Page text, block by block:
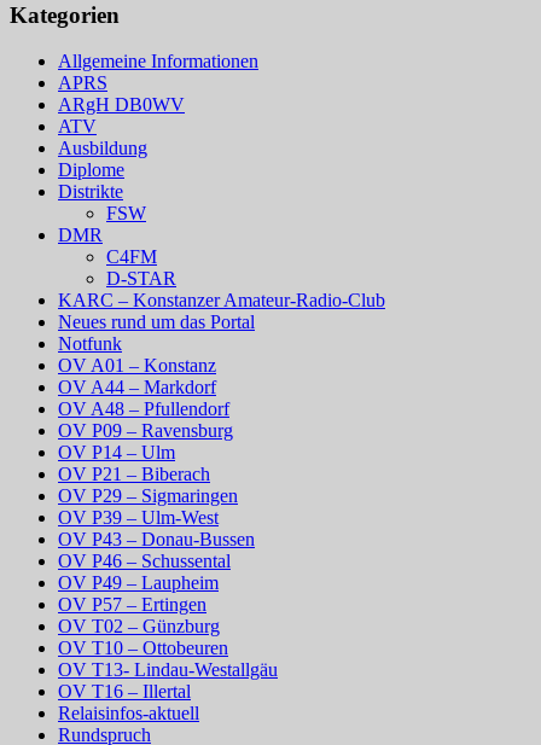
Kategorien
Allgemeine Informationen
APRS
ARgH DB0WV
ATV
Ausbildung
Diplome
Distrikte
FSW
DMR
C4FM
D-STAR
KARC – Konstanzer Amateur-Radio-Club
Neues rund um das Portal
Notfunk
OV A01 – Konstanz
OV A44 – Markdorf
OV A48 – Pfullendorf
OV P09 – Ravensburg
OV P14 – Ulm
OV P21 – Biberach
OV P29 – Sigmaringen
OV P39 – Ulm-West
OV P43 – Donau-Bussen
OV P46 – Schussental
OV P49 – Laupheim
OV P57 – Ertingen
OV T02 – Günzburg
OV T10 – Ottobeuren
OV T13- Lindau-Westallgäu
OV T16 – Illertal
Relaisinfos-aktuell
Rundspruch